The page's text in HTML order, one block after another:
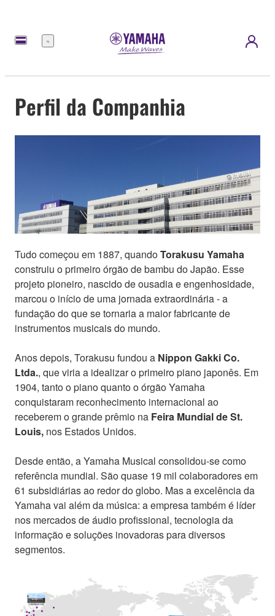
Menu
Perfil da Companhia
Tudo começou em 1887, quandoTorakusu Yamaha
construiu o primeiro órgão de bambu do Japão. Esse
projeto pioneiro, nascido de ousadia e engenhosidade,
marcou o início de uma jornada extraordinária - a
fundação do que se tornaria a maior fabricante de
instrumentos musicais do mundo.
Anos depois, Torakusu fundou a Nippon Gakki Co.
Ltda., que viria a idealizar o primeiro piano japonês. Em
1904, tanto o piano quanto o órgão Yamaha
conquistaram reconhecimento internacional ao
receberem o grande prêmio na Feira Mundial de St.
Louis, nos Estados Unidos.
Desde então, a Yamaha Musical consolidou-se como
referência mundial. São quase 19 mil colaboradores em
61 subsidiárias ao redor do globo. Mas a excelência da
Yamaha vai além da música: a empresa também é líder
nos mercados de áudio profissional, tecnologia da
informação e soluções inovadoras para diversos
segmentos.